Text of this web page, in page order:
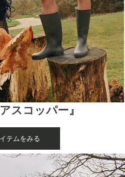
スコッパー』
テムをみる